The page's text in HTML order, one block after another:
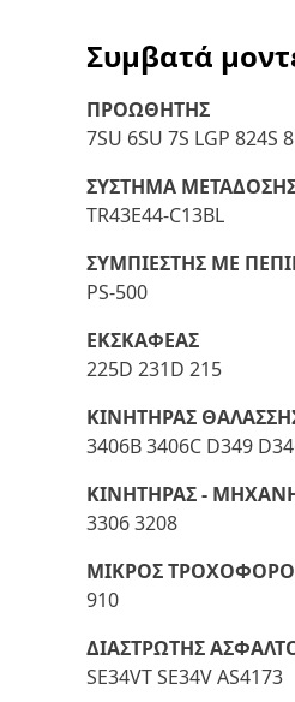
Συμβατά
ΠΡΟΩΘΗΤΗΣ
7SU 6SU 7S LGP 824S
ΣΥΣΤΗΜΑ
TR43E44-C13BL
ΣΥΜΠΙΕΣΤΗΣ ΜΕ
PS-500
ΕΚΣΚΑΦΕΑΣ
225D 231D 215
ΚΙΝΗΤΗΡΑΣ
3406B 3406C D349
ΚΙΝΗΤΗΡΑΣ -
3306 3208
ΜΙΚΡΟΣ
910
ΔΙΑΣΤΡΩΤΗΣ
SE34VT SE34V AS4173